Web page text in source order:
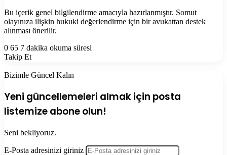
Bu içerik genel bilgilendirme amacıyla hazırlanmıştır. Somut
olayınıza ilişkin hukuki değerlendirme için bir avukattan destek
alınması önerilir.
0 65 7 dakika okuma süresi
Takip Et
Bizimle Güncel Kalın
Yeni güncellemeleri almak için posta
listemize abone olun!
Seni bekliyoruz.
E-Posta adresinizi giriniz